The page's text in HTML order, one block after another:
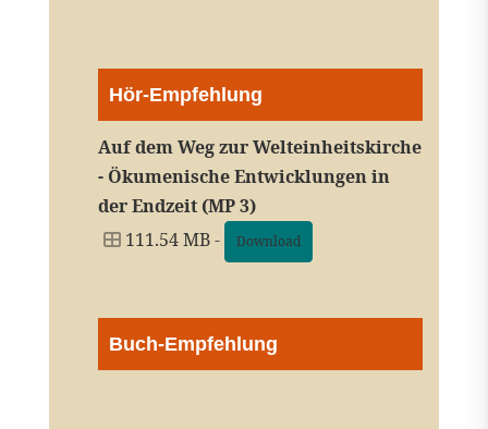
Hör-Empfehlung
Auf dem Weg zur Welteinheitskirche
- Ökumenische Entwicklungen in
der Endzeit (MP 3)
111.54 MB -
Download
Buch-Empfehlung